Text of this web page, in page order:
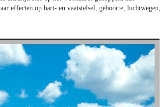
effecten op hart- en vaatstelsel, geboorte, luchtwegen,